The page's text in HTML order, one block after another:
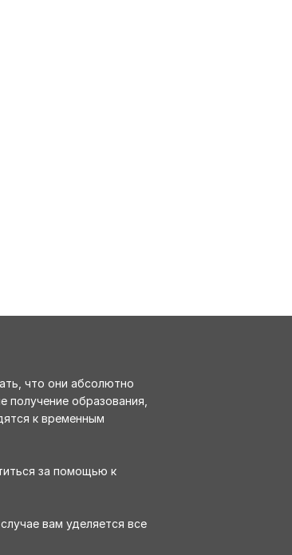
что они абсолютно
получение образования,
к временным
за помощью к
вам уделяется все